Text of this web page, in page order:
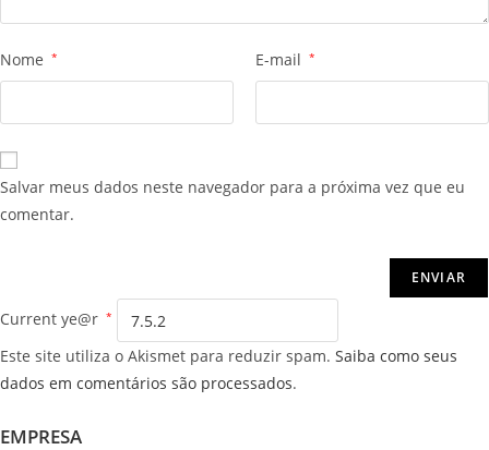
Nome * E-mail *
Salvar meus dados neste navegador para a próxima vez que eu
comentar.
Current ye@r *
Este site utiliza o Akismet para reduzir spam. Saiba como seus
dados em comentários são processados.
EMPRESA